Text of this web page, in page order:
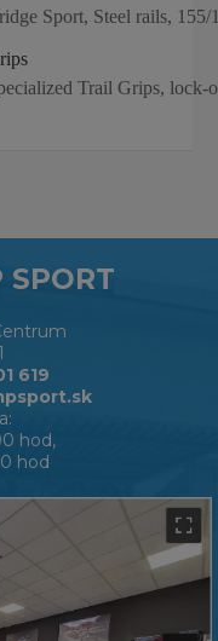
Sport, Steel rails, 155/
Trail Grips, lock-
619
hod,
hod